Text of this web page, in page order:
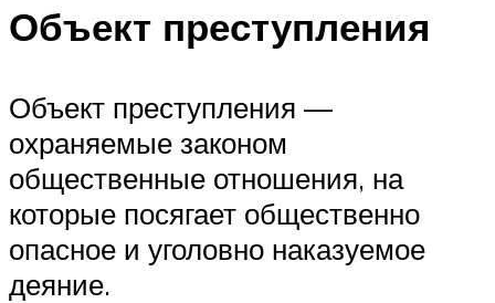
Объект преступления
Объект преступления —
охраняемые законом
общественные отношения, на
которые посягает общественно
опасное и уголовно наказуемое
деяние.